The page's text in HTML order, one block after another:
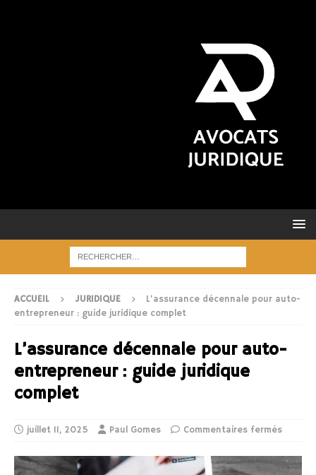
ACCUEIL JURIDIQUE
L’assurance décennale pour auto-
entrepreneur : guide juridique complet
L’assurance décennale pour auto-
entrepreneur : guide juridique
complet
juillet 11, 2025 Paul Gomes Commentaires fermés